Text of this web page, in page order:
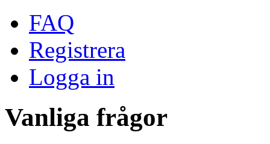
FAQ
Registrera
Logga in
Vanliga frågor